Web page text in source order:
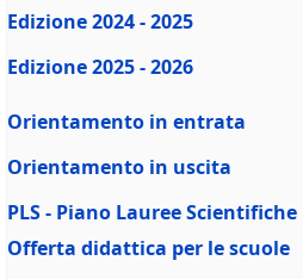
Edizione 2024 - 2025
Edizione 2025 - 2026
Orientamento in entrata
Orientamento in uscita
PLS - Piano Lauree Scientifiche
Offerta didattica per le scuole